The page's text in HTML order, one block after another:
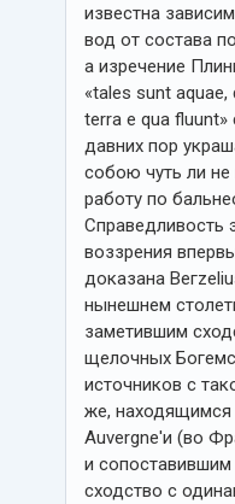
известна
вод от состава
a изречение
«tales sunt aquae,
terra e qua fluunt»
давних пор
собою чуть ли не
работу по
Справедливость
воззрения
доказана
нынешнем
заметившим
щелочных
источников с
же, находящимся
Auvergne'и (во
и сопоставившим
сходство с